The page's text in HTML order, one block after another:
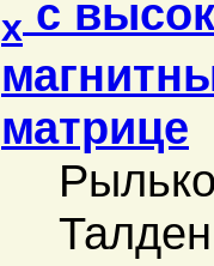
x с
матрице